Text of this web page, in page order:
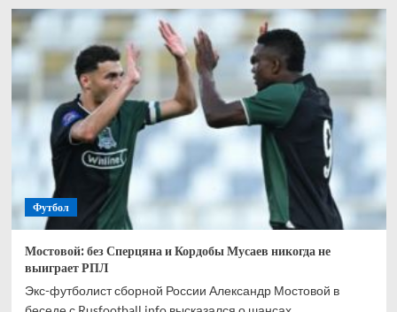
Спортивный
комментатор
Андронов
спрогнозировал,
кто
одержит
победу
в
матче
Канада
Марокко
Футбол
Мостовой: без Сперцяна и Кордобы Мусаев никогда не
выиграет РПЛ
Экс-футболист сборной России Александр Мостовой в